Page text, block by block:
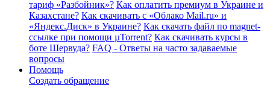
тариф «Разбойник»? Как оплатить премиум в Украине и
Казахстане? Как скачивать с «Облако Mail.ru» и
«Яндекс.Диск» в Украине? Как скачать файл по magnet-
ссылке при помощи µTorrent? Как скачивать курсы в
боте Шервуда? FAQ - Ответы на часто задаваемые
вопросы
Помощь
Создать обращение